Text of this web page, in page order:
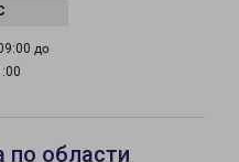
до
по области